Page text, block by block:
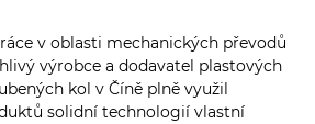
v oblasti mechanických převodů
výrobce a dodavatel plastových
kol v Číně plně využil
solidní technologií vlastní